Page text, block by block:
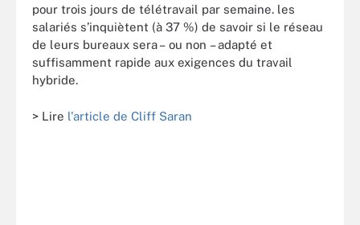
pour trois jours de télétravail par semaine. les
salariés s’inquiètent (à 37 %) de savoir si le réseau
de leurs bureaux sera – ou non – adapté et
suffisamment rapide aux exigences du travail
hybride.
> Lire l'article de Cliff Saran